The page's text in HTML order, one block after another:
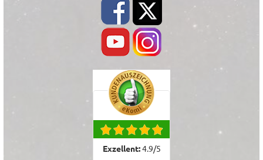
Exzellent:4.9/5